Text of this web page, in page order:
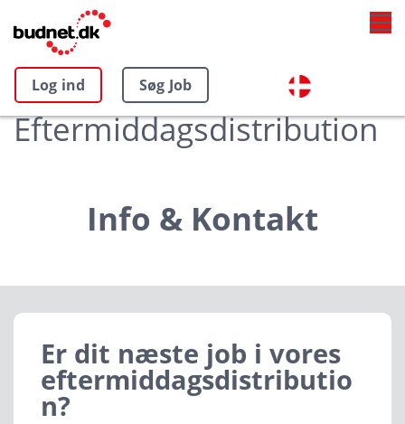
Log ind Søg Job
Eftermiddagsdistribution
Info & Kontakt
Er dit næste job i vores
eftermiddagsdistributio
n?